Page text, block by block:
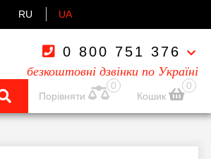
RU UA
0 800 751 376
безкоштовні дзвінки по Україні
0
Порівняти
0
Кошик